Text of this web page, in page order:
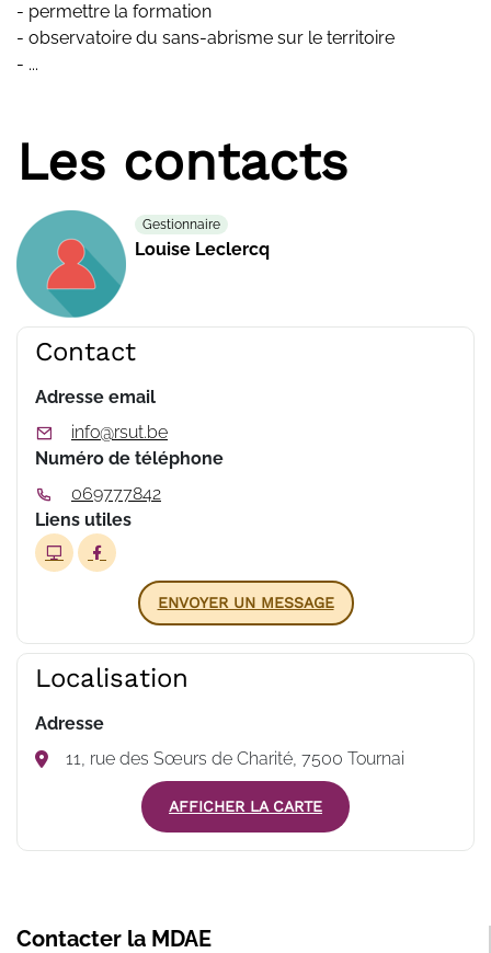
- permettre la formation
- observatoire du sans-abrisme sur le territoire
- ...
Les contacts
Gestionnaire
Louise Leclercq
Contact
Adresse email
info@rsut.be
Numéro de téléphone
069777842
Liens utiles
ENVOYER UN MESSAGE
Localisation
Adresse
11, rue des Sœurs de Charité, 7500 Tournai
AFFICHER LA CARTE
Contacter la MDAE